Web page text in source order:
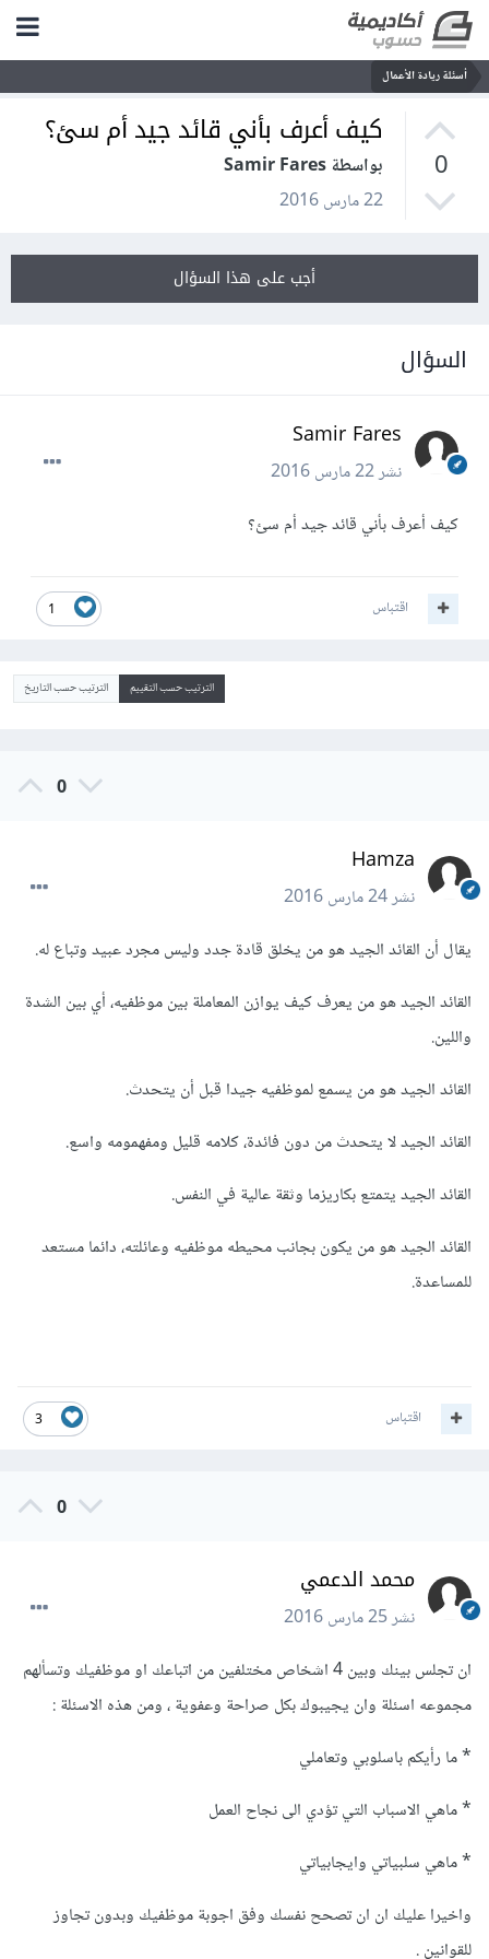
أسئلة ريادة الأعمال
0
كيف أعرف بأني قائد جيد أم سئ؟
بواسطة Samir Fares
22 مارس 2016
أجب على هذا السؤال
السؤال
Samir Fares
نشر22 مارس 2016
كيف أعرف بأني قائد جيد أم سئ؟
1 اقتباس
الترتيب حسب التقييم الترتيب حسب التاريخ
0
Hamza
نشر24 مارس 2016
يقال أن القائد الجيد هو من يخلق قادة جدد وليس مجرد عبيد وتباع له.
القائد الجيد هو من يعرف كيف يوازن المعاملة بين موظفيه، أي بين الشدة
واللين.
القائد الجيد هو من يسمع لموظفيه جيدا قبل أن يتحدث.
القائد الجيد لا يتحدث من دون فائدة، كلامه قليل ومفهمومه واسع.
القائد الجيد يتمتع بكاريزما وثقة عالية في النفس.
القائد الجيد هو من يكون بجانب محيطه موظفيه وعائلته، دائما مستعد
للمساعدة.
3 اقتباس
0
محمد الدعمي
نشر25 مارس 2016
ان تجلس بينك وبين 4 اشخاص مختلفين من اتباعك او موظفيك وتسألهم
مجموعه اسئلة وان يجيبوك بكل صراحة وعفوية ، ومن هذه الاسئلة :
* ما رأيكم باسلوبي وتعاملي
* ماهي الاسباب التي تؤدي الى نجاح العمل
* ماهي سلبياتي وايجابياتي
واخيرا عليك ان ان تصحح نفسك وفق اجوبة موظفيك وبدون تجاوز
للقوانين .